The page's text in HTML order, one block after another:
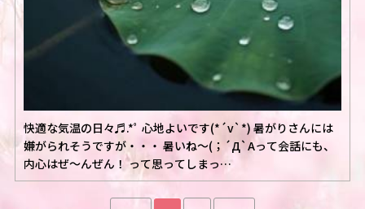
快適な気温の日々♬.*ﾟ 心地よいです(*´v`*) 暑がりさんには
嫌がられそうですが・・・ 暑いね〜(；´Д`Aって会話にも、
内心はぜ〜んぜん！ って思ってしまっ…